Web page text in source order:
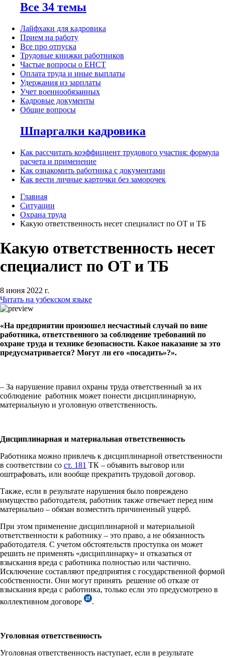
Все 34 темы
Лайфхаки для кадровика
Прием на работу
Все про отпуска
Трудовые книжки работников
Частые вопросы о ЕНСТ
Оплата труда и иные выплаты
Удержания из зарплаты
Учет военнообязанных
Кадровые документы
Общие вопросы
Шпаргалки кадровика
Как рассчитать коэффициент трудового участия: формула
расчета и применение
Как ознакомить работника с документами
Как вести личные карточки без заморочек
Главная
Ситуации
Охрана труда
Какую ответственность несет специалист по ОТ и ТБ
Какую ответственность несет
специалист по ОТ и ТБ
8 июня 2022 г.
Читать на узбекском языке
«На предприятии произошел несчастный случай по вине
работника, ответственного за соблюдение требований по
охране труда и технике безопасности. Какое наказание за это
предусматривается? Могут ли его «посадить»?».
– За нарушение правил охраны труда ответственный за их
соблюдение работник может понести дисциплинарную,
материальную и уголовную ответственность.
Дисциплинарная и материальная ответственность
Работника можно привлечь к дисциплинарной ответственности
в соответствии со ст. 181 ТК – объявить выговор или
оштрафовать, или вообще прекратить трудовой договор.
Также, если в результате нарушения было повреждено
имущество работодателя, работник также отвечает перед ним
материально – обязан возместить причиненный ущерб.
При этом применение дисциплинарной и материальной
ответственности к работнику – это право, а не обязанность
работодателя. С учетом обстоятельств проступка он может
решить не применять «дисциплинарку» и отказаться от
взыскания вреда с работника полностью или частично.
Исключение составляют предприятия с государственной формой
собственности. Они могут принять решение об отказе от
взыскания вреда с работника, только если это предусмотрено в
коллективном договоре
.
Уголовная ответственность
Уголовная ответственность наступает, если в результате